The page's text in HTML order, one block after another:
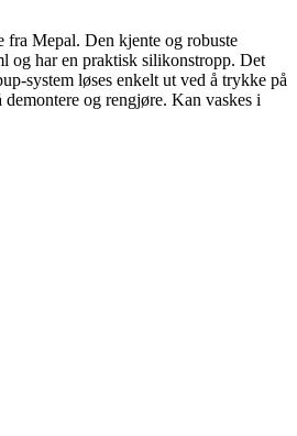
fra Mepal. Den kjente og robuste
og har en praktisk silikonstropp. Det
system løses enkelt ut ved å trykke på
og rengjøre. Kan vaskes i